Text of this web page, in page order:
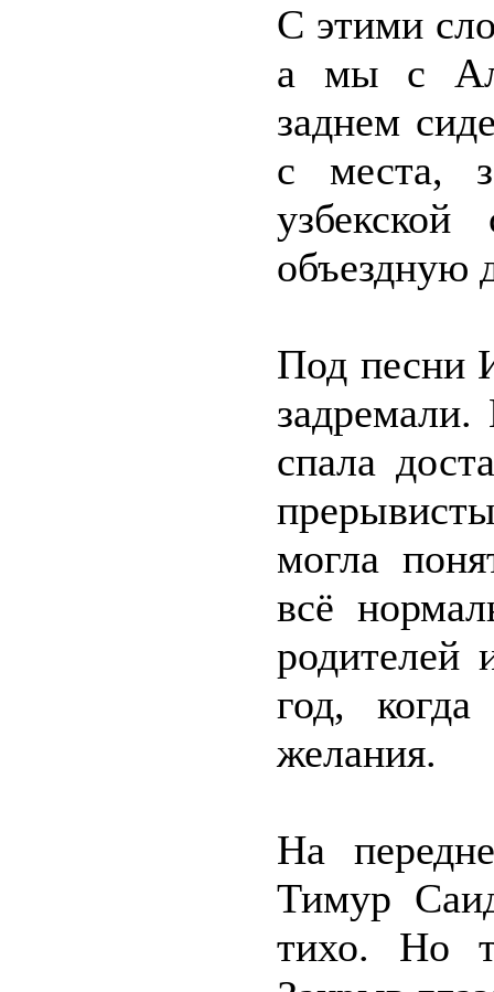
С этими
а мы с
заднем
с места,
объездную
Под песни
спала
могла
всё
родителей
год,
желания.
На
Тимур
тихо. Но